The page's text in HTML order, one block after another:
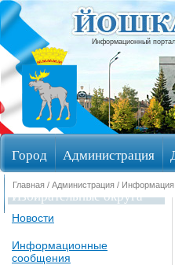
Информационный
Город Администрация
Избирательные округа
Главная / Администрация / Информация
Новости
Информационные
сообщения